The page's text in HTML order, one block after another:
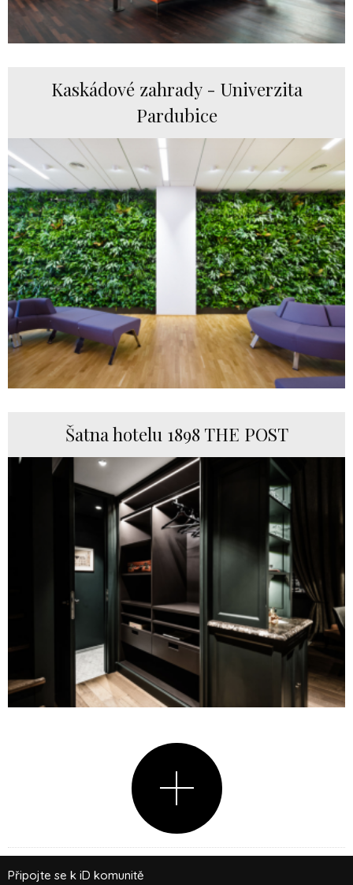
Kaskádové zahrady - Univerzita
Pardubice
Šatna hotelu 1898 THE POST
Připojte se k iD komunitě